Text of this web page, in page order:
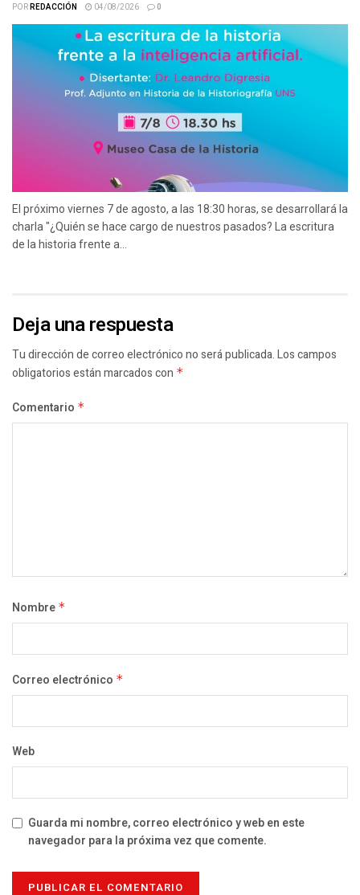
PORREDACCIÓN 04/08/2026 0
El próximo viernes 7 de agosto, a las 18:30 horas, se desarrollará la
charla "¿Quién se hace cargo de nuestros pasados? La escritura
de la historia frente a...
Deja una respuesta
Tu dirección de correo electrónico no será publicada.Los campos
obligatorios están marcados con *
Comentario *
Nombre *
Correo electrónico *
Web
Guarda mi nombre, correo electrónico y web en este
navegador para la próxima vez que comente.